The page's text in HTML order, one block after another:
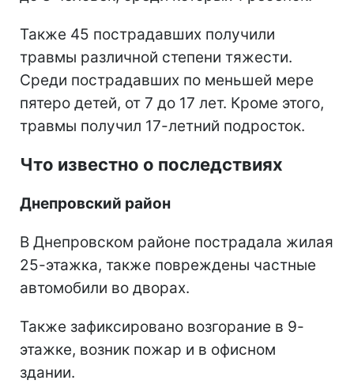
Также 45 пострадавших получили
травмы различной степени тяжести.
Среди пострадавших по меньшей мере
пятеро детей, от 7 до 17 лет. Кроме этого,
травмы получил 17-летний подросток.
Что известно о последствиях
Днепровский район
В Днепровском районе пострадала жилая
25-этажка, также повреждены частные
автомобили во дворах.
Также зафиксировано возгорание в 9-
этажке, возник пожар и в офисном
здании.